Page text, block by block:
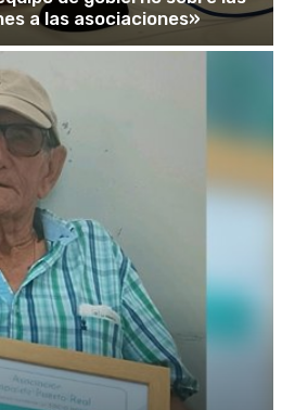
a las asociaciones»